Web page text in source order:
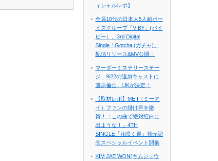
ィシャルレポ】
全員10代の日本人5人組ボー
イズグループ「VIBY」(バイ
ビー）、3rd Digital
Single「Gotcha (ガチャ)」
配信リリース&MV公開！
マーダーミステリーステー
ジ 9/22の追加キャストに
藤原倫己、UKが決定！
【取材レポ】ME:I（ミーア
イ）ファンの掛け声を絶
賛！「この曲で絶対紅白に
出ような！」4TH
SINGLE『花咲く道』発売記
念スペシャルイベント開催
KIM JAE WON(キムジェウ